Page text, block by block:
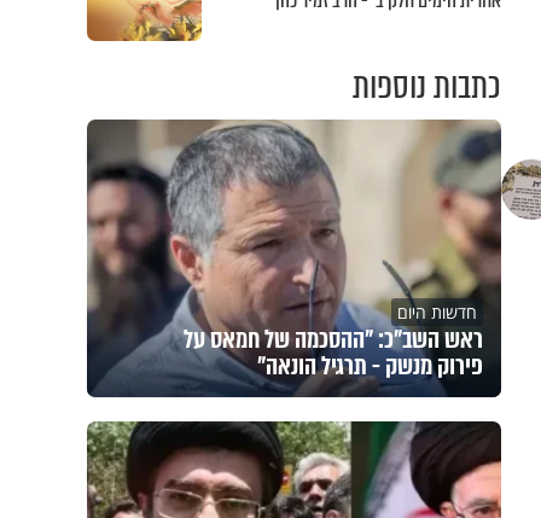
כתבות נוספות
חדשות היום
ראש השב"כ: "ההסכמה של חמאס על
פירוק מנשק - תרגיל הונאה"